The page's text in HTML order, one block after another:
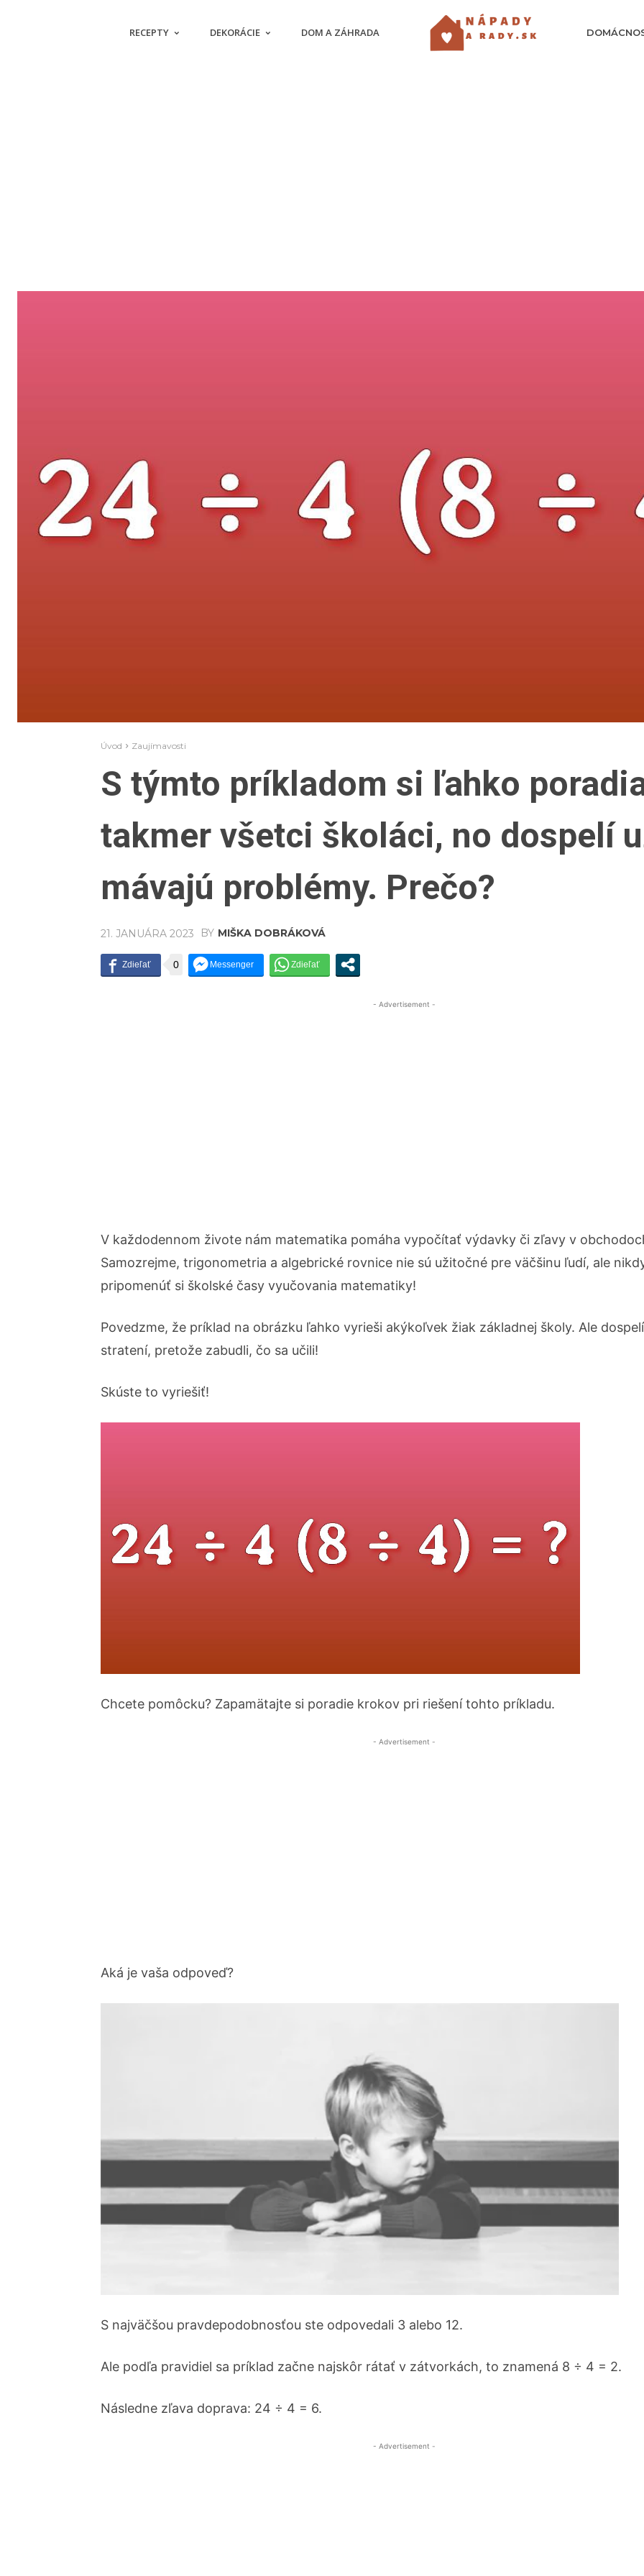
RECEPTY DEKORÁCIE DOM A ZÁHRADA
Úvod Zaujímavosti
S týmto príkladom si ľahko
takmer všetci školáci, no dospelí
mávajú problémy. Prečo?
21. JANUÁRA 2023 BY MIŠKA DOBRÁKOVÁ
0
- Advertisement -
V každodennom živote nám matematika pomáha vypočítať výdavky či zľavy v
Samozrejme, trigonometria a algebrické rovnice nie sú užitočné pre väčšinu ľudí, ale
pripomenúť si školské časy vyučovania matematiky!
Povedzme, že príklad na obrázku ľahko vyrieši akýkoľvek žiak základnej školy. Ale
stratení, pretože zabudli, čo sa učili!
Skúste to vyriešiť!
Chcete pomôcku? Zapamätajte si poradie krokov pri riešení tohto príkladu.
- Advertisement -
Aká je vaša odpoveď?
S najväčšou pravdepodobnosťou ste odpovedali 3 alebo 12.
Ale podľa pravidiel sa príklad začne najskôr rátať v zátvorkách, to znamená 8 ÷ 4 = 2.
Následne zľava doprava: 24 ÷ 4 = 6.
- Advertisement -